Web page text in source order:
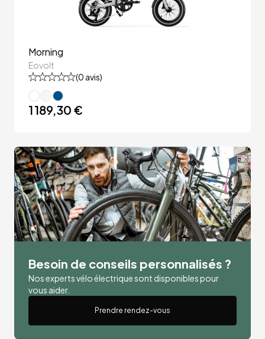
Morning
Eovolt
(0 avis)
1 189,30 €
Besoin de conseils personnalisés ?
Nos experts vélo électrique sont disponibles pour
vous aider.
Prendre rendez-vous